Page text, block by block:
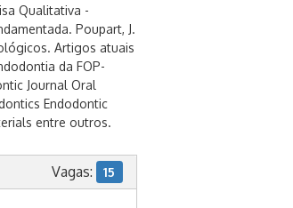
Qualitativa -
Poupart, J.
Artigos atuais
da FOP-
Journal Oral
Endodontic
entre outros.
Vagas: 15